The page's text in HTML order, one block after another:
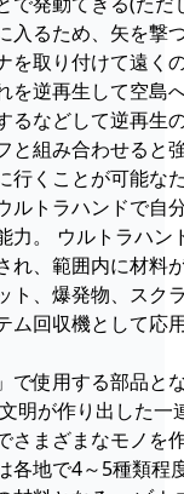
入るため、矢を
を取り付けて遠く
を逆再生して空
るなどして逆再生
と組み合わせる
行くことが可能
ルトラハンドで自
力。 ウルトラハ
れ、範囲内に材
ト、爆発物、スク
ム回収機として応
で使用する部品と
明が作り出した
さまざまなモノ
各地で4～5種類